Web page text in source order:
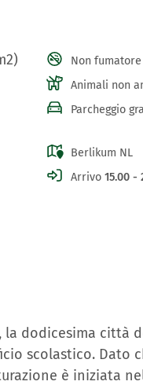
Non fumatore
Animali non
Parcheggio
Berlikum NL
Arrivo 15.00 -
dodicesima città
scolastico. Dato
è iniziata